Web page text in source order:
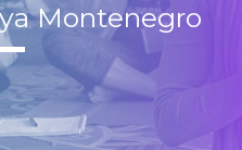
Montenegro